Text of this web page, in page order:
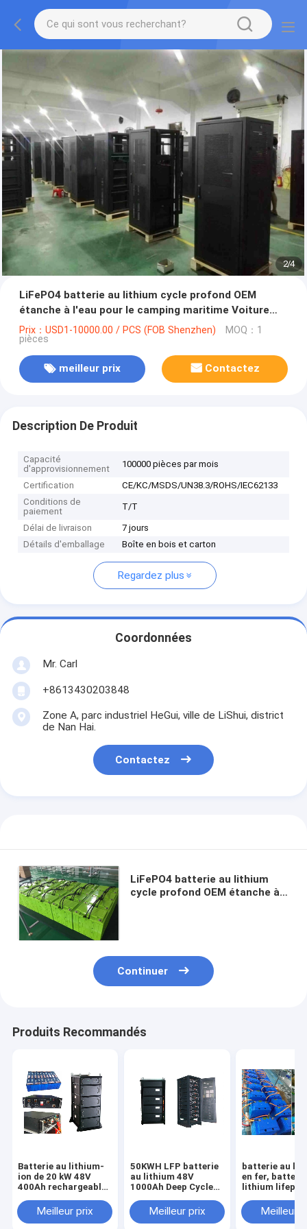
2/4
LiFePO4 batterie au lithium cycle profond OEM
étanche à l'eau pour le camping maritime Voiture
électrique bateau
Prix：USD1-10000.00 / PCS (FOB Shenzhen) MOQ：1
pièces
meilleur prix Contactez
Description De Produit
Capacité
d'approvisionnement
100000 pièces par mois
Certification
CE/KC/MSDS/UN38.3/ROHS/IEC62133
Conditions de
paiement
T/T
Délai de livraison
7 jours
Détails d'emballage
Boîte en bois et carton
Regardez plus
Coordonnées
Mr. Carl
+8613430203848
Zone A, parc industriel HeGui, ville de LiShui, district
de Nan Hai.
Contactez
LiFePO4 batterie au lithium
cycle profond OEM étanche à
Continuer
Produits Recommandés
Batterie au lithium-
ion de 20 kW 48V
400Ah rechargeable
d'énergie de secours
UPS
Meilleur prix
50KWH LFP batterie
au lithium 48V
1000Ah Deep Cycle
d'énergie de secours
Meilleur prix
batterie au
en fer,
lithium
Meilleur